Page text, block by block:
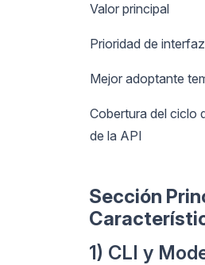
Valor principal
Prioridad de
Mejor adoptante
Cobertura del ciclo
de la API
Sección
1) CLI y